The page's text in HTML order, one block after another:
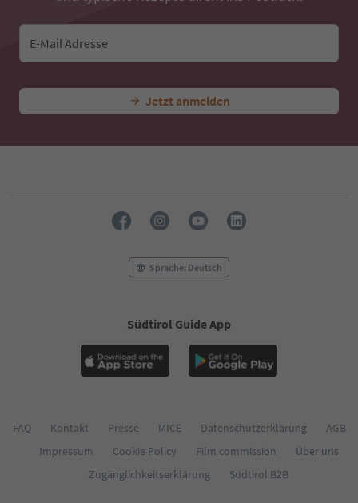
E-Mail Adresse
Jetzt anmelden
Sprache: Deutsch
Südtirol Guide App
FAQ Kontakt Presse MICE Datenschutzerklärung
AGB
Impressum
Cookie Policy Film commission
Über uns
Zugänglichkeitserklärung
Südtirol B2B